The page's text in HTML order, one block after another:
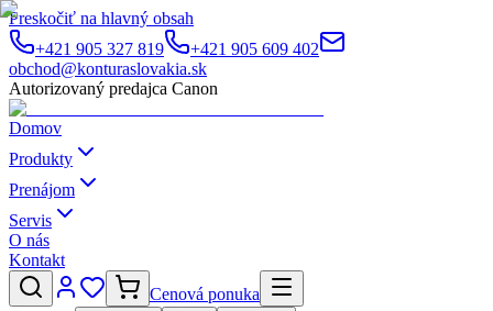
Preskočiť na hlavný obsah
+421 905 327 819
+421 905 609 402
obchod@konturaslovakia.sk
Autorizovaný predajca Canon
Domov
Produkty
Prenájom
Servis
O nás
Kontakt
Cenová ponuka